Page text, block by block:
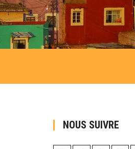
NOUS SUIVRE